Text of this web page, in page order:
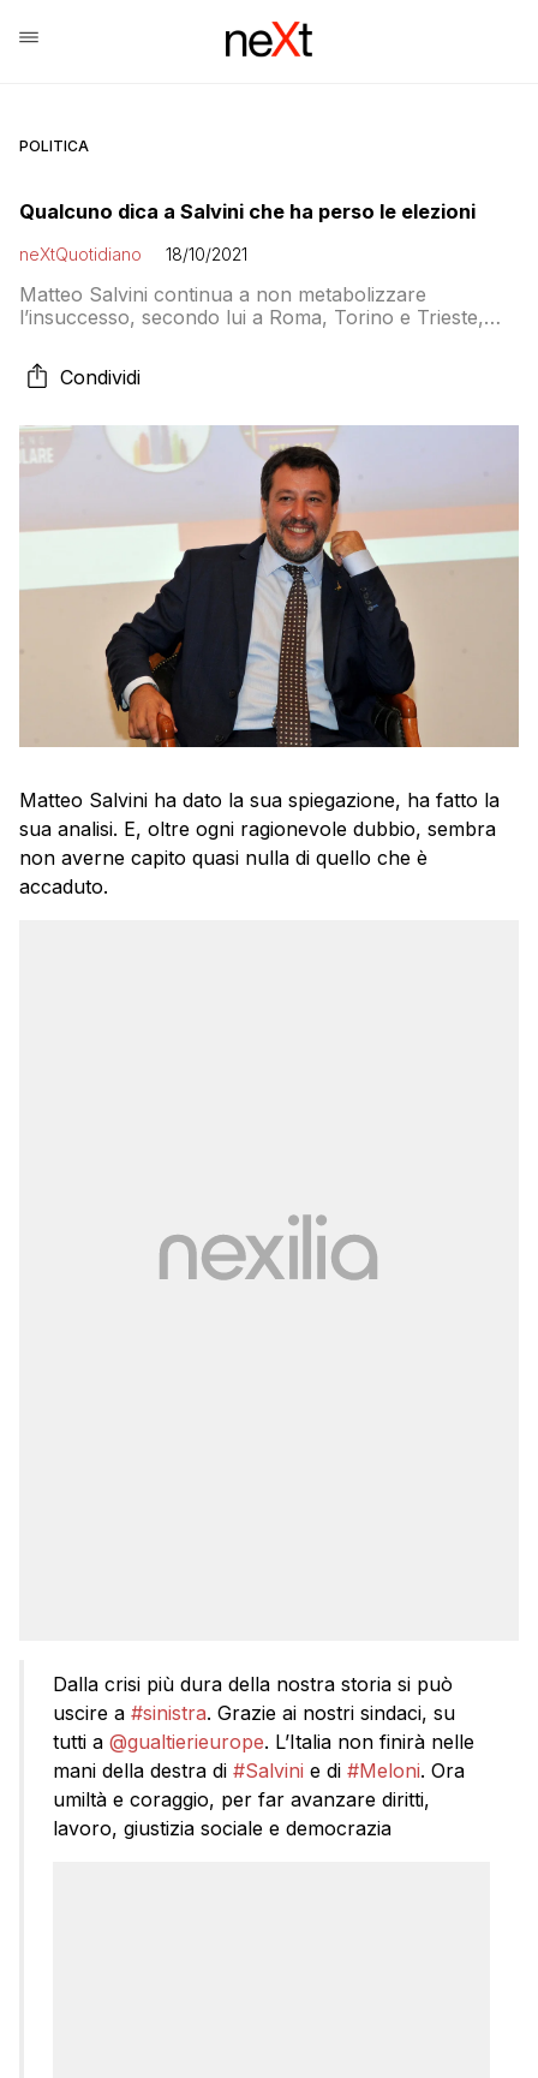
POLITICA
Qualcuno dica a Salvini che ha perso le elezioni
neXtQuotidiano 18/10/2021
Matteo Salvini continua a non metabolizzare
l’insuccesso, secondo lui a Roma, Torino e Trieste,
dell’astensionismo senza evidenziare mai il fallimento di
numeri alle urne e candidati
Condividi
Matteo Salvini ha dato la sua spiegazione, ha fatto la
sua analisi. E, oltre ogni ragionevole dubbio, sembra
non averne capito quasi nulla di quello che è
accaduto.
Dalla crisi più dura della nostra storia si può
uscire a #sinistra. Grazie ai nostri sindaci, su
tutti a @gualtierieurope. L’Italia non finirà nelle
mani della destra di #Salvini e di #Meloni. Ora
umiltà e coraggio, per far avanzare diritti,
lavoro, giustizia sociale e democrazia